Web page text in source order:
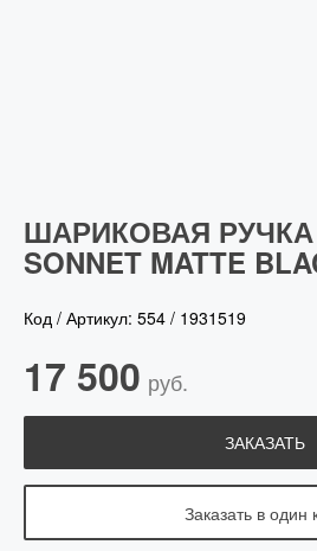
ШАРИКОВАЯ РУЧКА
SONNET MATTE
Код / Артикул: 554 / 1931519
17 500 руб.
ЗАКАЗАТЬ
Заказать в один